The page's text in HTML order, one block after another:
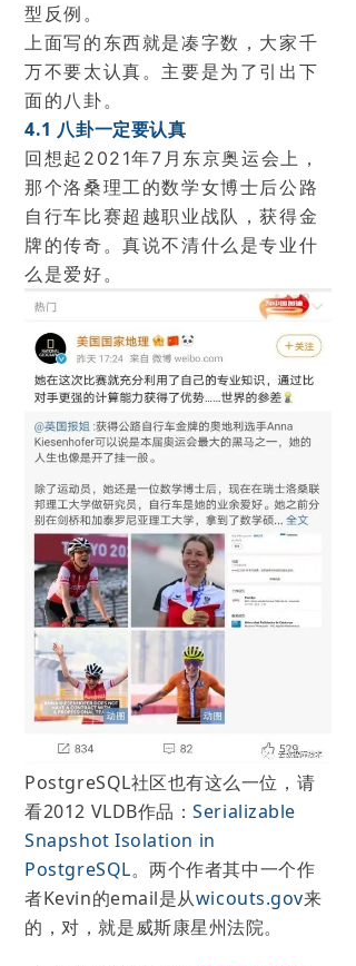
型反例。
上面写的东西就是凑字数，大家千
万不要太认真。主要是为了引出下
面的八卦。
4.1 八卦一定要认真
回想起2021年7月东京奥运会上，
那个洛桑理工的数学女博士后公路
自行车比赛超越职业战队，获得金
牌的传奇。真说不清什么是专业什
么是爱好。
PostgreSQL社区也有这么一位，请
看2012 VLDB作品：Serializable
Snapshot Isolation in
PostgreSQL。两个作者其中一个作
者Kevin的email是从wicouts.gov来
的，对，就是威斯康星州法院。